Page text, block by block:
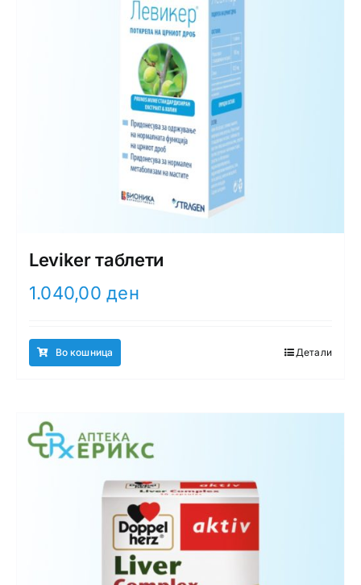
Leviker таблети
1.040,00ден
Во кошница Детали